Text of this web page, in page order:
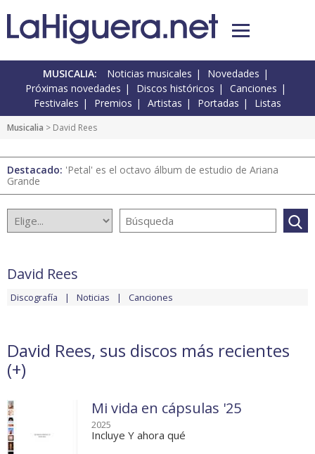
MUSICALIA: Noticias musicales
Novedades
Próximas novedades
Discos históricos
Canciones
Festivales
Premios Artistas Portadas Listas
Musicalia > David Rees
Destacado: 'Petal' es el octavo álbum de estudio de Ariana
Grande
David Rees
Discografía Noticias Canciones
David Rees, sus discos más recientes
(+)
Mi vida en cápsulas '25
2025
Incluye Y ahora qué